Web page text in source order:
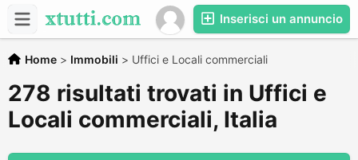
Inserisci un annuncio
Home > Immobili > Uffici e Locali commerciali
278 risultati trovati in Uffici e
Locali commerciali, Italia